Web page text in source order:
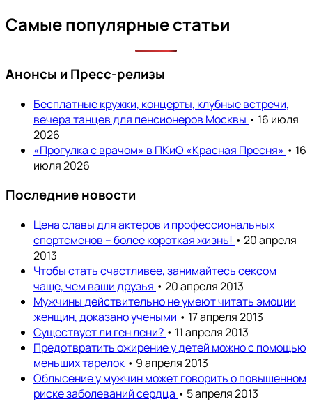
Самые популярные статьи
Анонсы и Пресс-релизы
Бесплатные кружки, концерты, клубные встречи,
вечера танцев для пенсионеров Москвы • 16 июля
2026
«Прогулка с врачом» в ПКиО «Красная Пресня» • 16
июля 2026
Последние новости
Цена славы для актеров и профессиональных
спортсменов – более короткая жизнь! • 20 апреля
2013
Чтобы стать счастливее, занимайтесь сексом
чаще, чем ваши друзья • 20 апреля 2013
Мужчины действительно не умеют читать эмоции
женщин, доказано учеными • 17 апреля 2013
Существует ли ген лени? • 11 апреля 2013
Предотвратить ожирение у детей можно с помощью
меньших тарелок • 9 апреля 2013
Облысение у мужчин может говорить о повышенном
риске заболеваний сердца • 5 апреля 2013